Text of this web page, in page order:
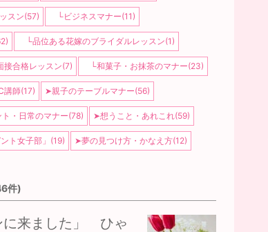
スン(57) └ビジネスマナー(11)
└品位ある花嫁のブライダルレッスン(1)
合格レッスン(7) └和菓子・お抹茶のマナー(23)
師(17) ➤親子のテーブルマナー(56)
・日常のマナー(78) ➤想うこと・あれこれ(59)
ト女子部」(19) ➤夢の見つけ方・かなえ方(12)
件)
に来ました」 ひゃ